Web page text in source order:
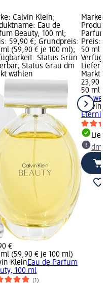
Calvin Klein;
Eau de
Beauty, 100 ml;
59,90 €; Grundpreis:
ml (59,90 € je 100 ml);
Status Grün
Status Grau dm
wählen
€
ml (59,90 € je 100 ml)
KleinEau de Parfum
100 ml
(1)
Marke:
Parfum
Preis:
50 ml
Markt
23,90 €
50 ml
+ 2
Calvin
dm